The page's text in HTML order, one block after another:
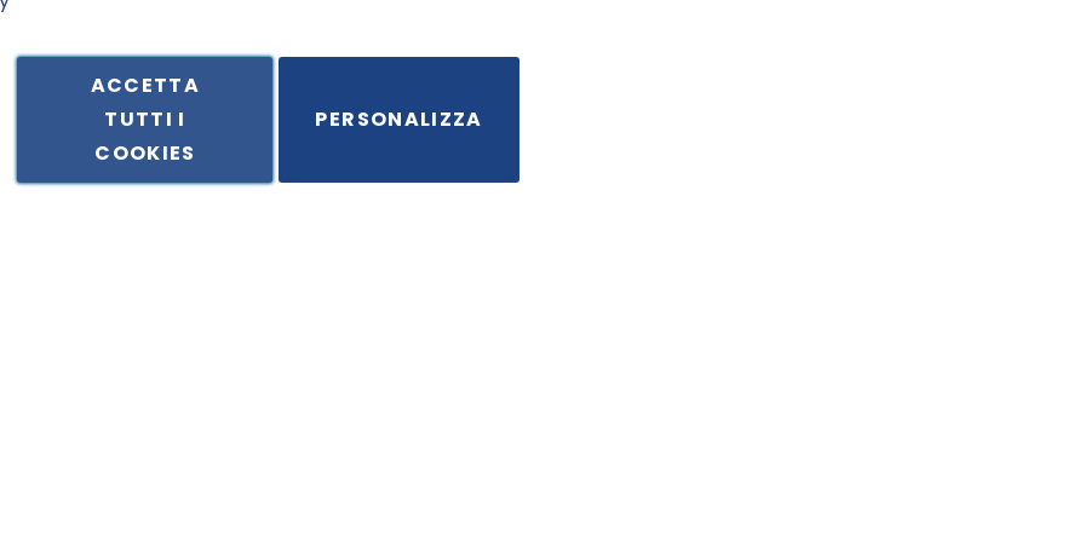
in Via Principe di Piemonte 199, cap. 80026 Casoria (NA) - C.F. 05834470634 - P.I. 01465221214, iscritta alla C.C.I.A.A.
ACCETTA
TUTTI I
COOKIES
PERSONALIZZA